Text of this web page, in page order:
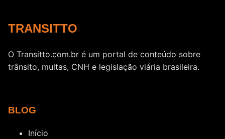
TRANSITTO
O Transitto.com.br é um portal de conteúdo sobre
trânsito, multas, CNH e legislação viária brasileira.
BLOG
Início